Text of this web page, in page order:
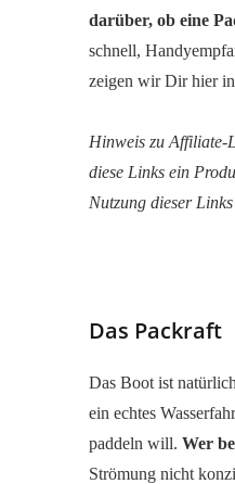
darüber, ob eine
schnell,
zeigen wir Dir hier in
Hinweis zu Affiliate-
diese Links ein
Nutzung dieser
Das Packraft
Das Boot ist
ein echtes
paddeln will. Wer
Strömung nicht